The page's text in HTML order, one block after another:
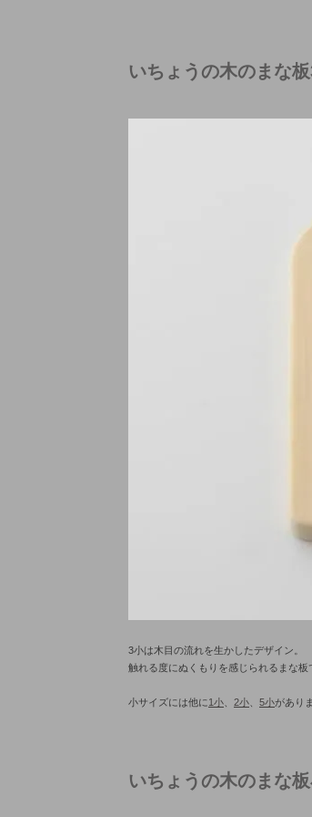
いちょうの木のまな
3小は木目の流れを生かしたデザイン。
触れる度にぬくもりを感じられるまな板
小サイズには他に1小 2小 5小があり
いちょうの木のまな